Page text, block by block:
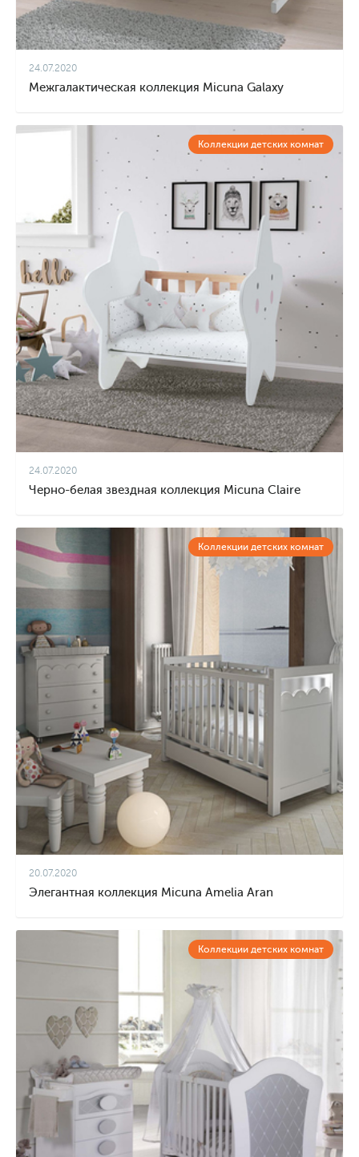
24.07.2020
Межгалактическая коллекция Micuna Galaxy
Коллекции детских комнат
24.07.2020
Черно-белая звездная коллекция Micuna Claire
Коллекции детских комнат
20.07.2020
Элегантная коллекция Micuna Amelia Aran
Коллекции детских комнат